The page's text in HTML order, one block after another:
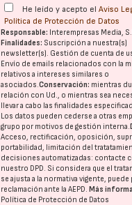
He leído y acepto elAviso
Política de Protección de Datos
Responsable: Interempresas Media,
Finalidades: Suscripción a nuestra(s)
newsletter(s). Gestión de cuenta de
Envío de emails relacionados con la
relativos a intereses similares o
asociados.Conservación: mientras
relación con Ud., o mientras sea
llevar a cabo las finalidades
Los datos pueden cederse a otras
grupo por motivos de gestión interna.
Acceso, rectificación, oposición,
portabilidad, limitación del
decisiones automatizadas: contacte
nuestro DPD. Si considera que el
se ajusta a la normativa vigente,
reclamación ante laAEPD.Más
Política de Protección de Datos